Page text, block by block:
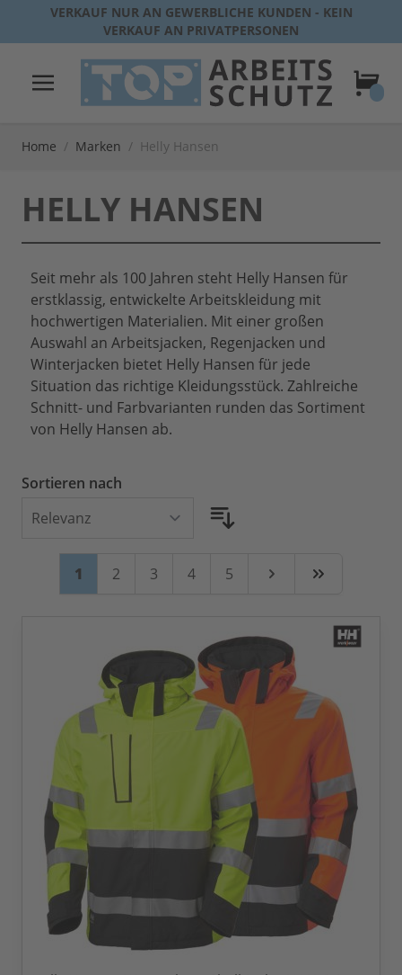
Direkt zum Inhalt
VERKAUF NUR AN GEWERBLICHE KUNDEN - KEIN
VERKAUF AN PRIVATPERSONEN
Home / Marken / Helly Hansen
HELLY HANSEN
Seit mehr als 100 Jahren steht Helly Hansen für
erstklassig, entwickelte Arbeitskleidung mit
hochwertigen Materialien. Mit einer großen
Auswahl an Arbeitsjacken, Regenjacken und
Winterjacken bietet Helly Hansen für jede
Situation das richtige Kleidungsstück. Zahlreiche
Schnitt- und Farbvarianten runden das Sortiment
von Helly Hansen ab.
Sortieren nach
Sie lesen gerade Seite
1 Seite
2 Seite
3 Seite
4 Seite
5 Weiter Zuletzt